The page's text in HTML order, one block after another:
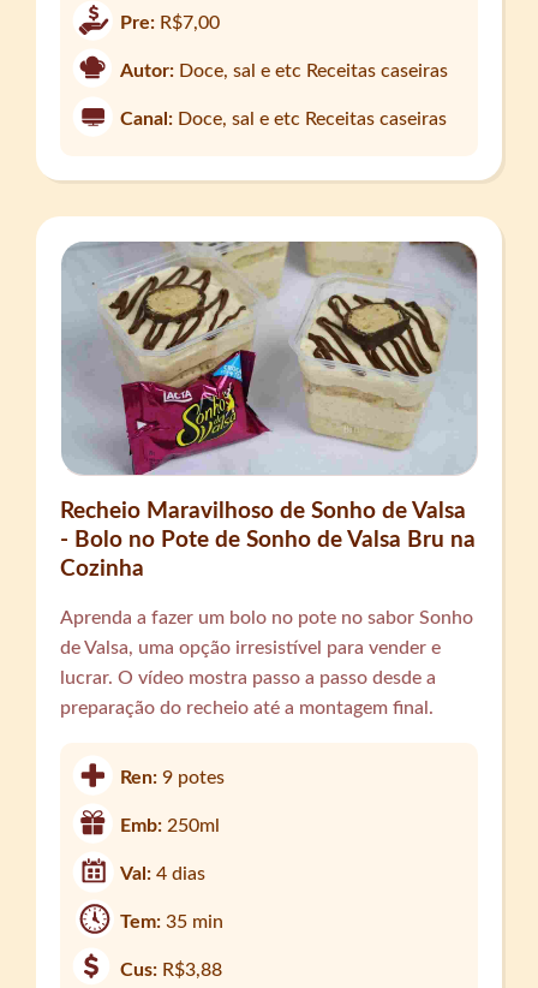
Pre: R$7,00
Autor: Doce, sal e etc Receitas caseiras
Canal: Doce, sal e etc Receitas caseiras
Recheio Maravilhoso de Sonho de Valsa
- Bolo no Pote de Sonho de Valsa Bru na
Cozinha
Aprenda a fazer um bolo no pote no sabor Sonho
de Valsa, uma opção irresistível para vender e
lucrar. O vídeo mostra passo a passo desde a
preparação do recheio até a montagem final.
Ren:9 potes
Emb:250ml
Val:4 dias
Tem:35 min
Cus: R$3,88